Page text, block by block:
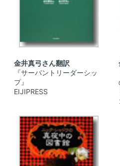
金井真弓さん翻訳
『サーバントリーダーシッ
プ』
EIJIPRESS